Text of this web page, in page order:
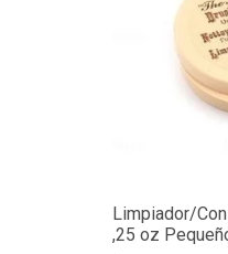
Limpiador/
,25 oz